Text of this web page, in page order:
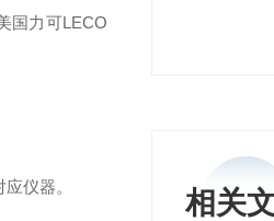
相关
国力可LECO
仪器。